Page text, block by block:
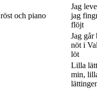
röst och piano
Jag
jag
flöjt
Jag går
nöt i
löt
Lilla
min,